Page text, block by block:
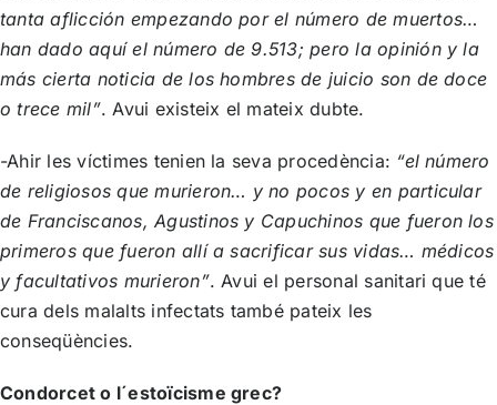
tanta aflicción empezando por el número de muertos…
han dado aquí el número de 9.513; pero la opinión y la
más cierta noticia de los hombres de juicio son de doce
o trece mil”. Avui existeix el mateix dubte.
-Ahir les víctimes tenien la seva procedència: “el número
de religiosos que murieron… y no pocos y en particular
de Franciscanos, Agustinos y Capuchinos que fueron los
primeros que fueron allí a sacrificar sus vidas… médicos
y facultativos murieron”. Avui el personal sanitari que té
cura dels malalts infectats també pateix les
conseqüències.
Condorcet o l´estoïcisme grec?